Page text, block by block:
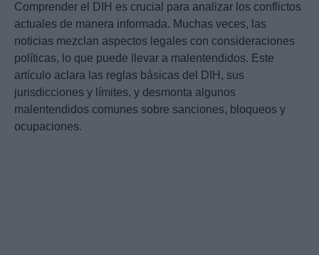
Comprender el DIH es crucial para analizar los conflictos
actuales de manera informada. Muchas veces, las
noticias mezclan aspectos legales con consideraciones
políticas, lo que puede llevar a malentendidos. Este
artículo aclara las reglas básicas del DIH, sus
jurisdicciones y límites, y desmonta algunos
malentendidos comunes sobre sanciones, bloqueos y
ocupaciones.